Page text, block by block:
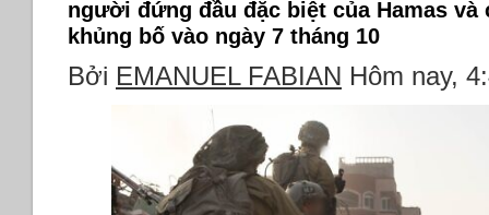
người đứng đầu đặc biệt của Hamas
khủng bố vào ngày 7 tháng 10
Bởi EMANUEL FABIAN Hôm nay,